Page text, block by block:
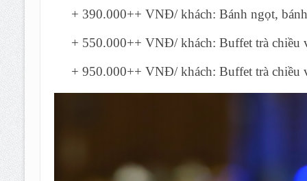
+ 390.000++ VNĐ/ khách: Bánh ngọt, bánh
+ 550.000++ VNĐ/ khách: Buffet trà chiều
+ 950.000++ VNĐ/ khách: Buffet trà chiều